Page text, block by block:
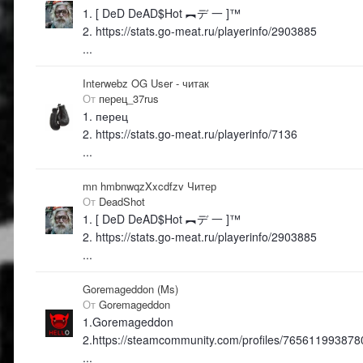
1. [ DeD DeAD$Hot ︻デ 一 ]™
2. https://stats.go-meat.ru/playerinfo/2903885
...
Interwebz OG User - читак
От перец_37rus
1. перец
2. https://stats.go-meat.ru/playerinfo/7136
...
mn hmbnwqzXxcdfzv Читер
От DeadShot
1. [ DeD DeAD$Hot ︻デ 一 ]™
2. https://stats.go-meat.ru/playerinfo/2903885
...
Goremageddon (Ms)
От Goremageddon
1.Goremageddon
2.https://steamcommunity.com/profiles/
...